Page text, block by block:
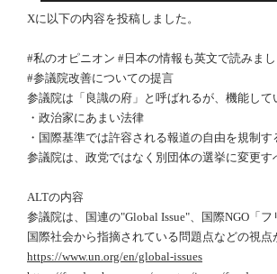
Xに以下の内容を投稿しました。
#私のオピニオン #日本の情報も英文で読みまし
#参議院改善についての提言
参議院は「良識の府」と呼ばれるが、機能して
・政治家にあまい法律
・国際基準では許容される報道の自由を規制す
参議院は、政党ではなく別団体の選挙に変更す
ALTの内容
参議院は、国連の"Global Issue"、国際NGO「
国際社会から指摘されている問題点などの視点
https://www.un.org/en/global-issues